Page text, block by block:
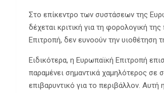
Στο επίκεντρο των συστάσεων της
δέχεται κριτική για τη φορολογική
Επιτροπή, δεν ευνοούν την υιοθέτηση
Ειδικότερα, η Ευρωπαϊκή Επιτροπή
παραμένει σημαντικά χαμηλότερος σε
επιβαρυντικό για το περιβάλλον.